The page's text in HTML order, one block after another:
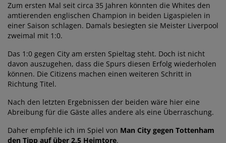
Zum ersten Mal seit circa 35 Jahren könnten die Whites den
amtierenden englischen Champion in beiden Ligaspielen in
einer Saison schlagen. Damals besiegten sie Meister Liverpool
zweimal mit 1:0.
Das 1:0 gegen City am ersten Spieltag steht. Doch ist nicht
davon auszugehen, dass die Spurs diesen Erfolg wiederholen
können. Die Citizens machen einen weiteren Schritt in
Richtung Titel.
Nach den letzten Ergebnissen der beiden wäre hier eine
Abreibung für die Gäste alles andere als eine Überraschung.
Daher empfehle ich im Spiel von Man City gegen Tottenham
den Tipp auf über 2,5 Heimtore.